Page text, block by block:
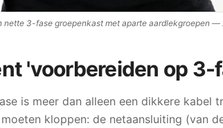
nette 3-fase groepenkast met aparte aardlekgroepen
'voorbereiden op 3-
is meer dan alleen een dikkere kabel
kloppen: de netaansluiting (van